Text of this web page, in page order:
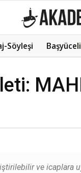
Söyleşi
ve icaplara